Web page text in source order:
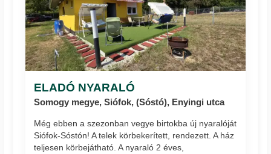
ELADÓ NYARALÓ
Somogy megye, Siófok, (Sóstó), Enyingi utca
Még ebben a szezonban vegye birtokba új nyaralóját
Siófok-Sóstón! A telek körbekerített, rendezett. A ház
teljesen körbejátható. A nyaraló 2 éves,